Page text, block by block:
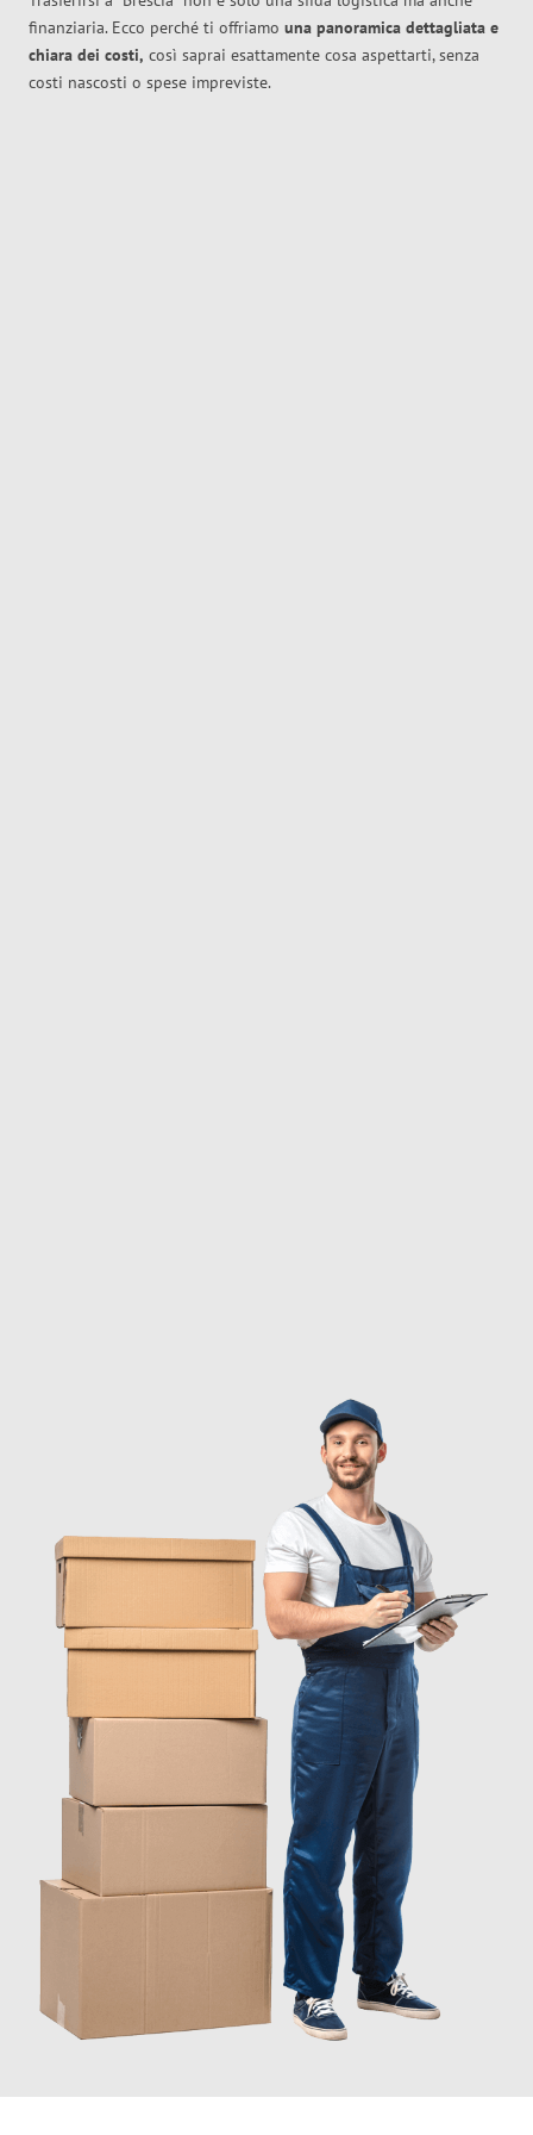
finanziaria. Ecco perché ti offriamo una panoramica dettagliata e
chiara dei costi, così saprai esattamente cosa aspettarti, senza
costi nascosti o spese impreviste.